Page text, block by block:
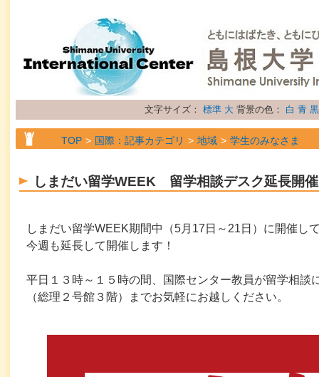
文字サイズ： 標準 大 背景の色： 白 青 黒
TOP 国際：記事カテゴリ 地域 学生のみなさま
しまだい留学WEEK 留学相談デスク延長開
しまだい留学WEEK期間中（5月17日～21日）に開催し
今週も延長して開催します！
平日１３時～１５時の間、国際センター教員が留学相談
（総理２号館３階）までお気軽にお越しください。